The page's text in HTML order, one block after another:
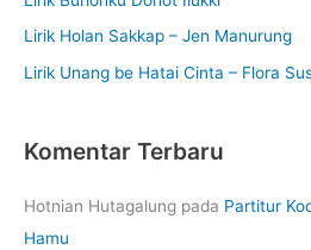
Lirik Holan Sakkap – Jen Manurung
Lirik Unang be Hatai Cinta – Flora
Komentar Terbaru
Hotnian Hutagalung pada Partitur
Hamu